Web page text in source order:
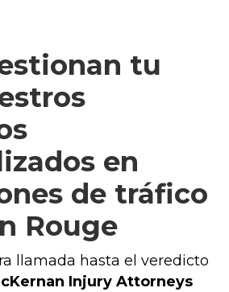
tu
en
de tráfico
Rouge
llamada hasta el veredicto
Injury Attorneys